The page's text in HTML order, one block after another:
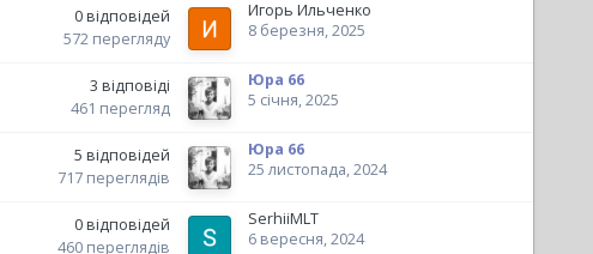
0відповідей
572 перегляду
Игорь Ильченко
8 березня, 2025
3 відповіді
461 перегляд
Юра 66
5 січня, 2025
5 відповідей
717 переглядів
Юра 66
25 листопада, 2024
0відповідей
460 переглядів
SerhiiMLT
6 вересня, 2024